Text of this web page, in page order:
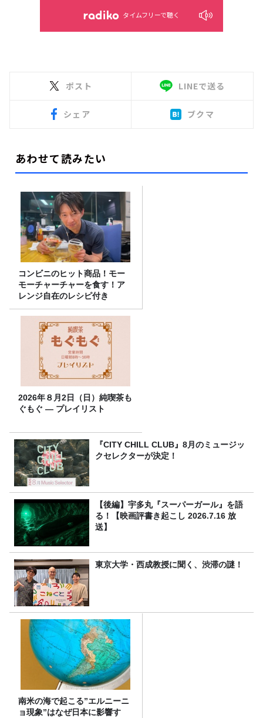
タイムフリーで聴く
ポスト LINEで送る
シェア ブクマ
あわせて読みたい
コンビニのヒット商品！モー
モーチャーチャーを食す！ア
レンジ自在のレシピ付き
2026年８月2日（日）純喫茶も
ぐもぐ ― プレイリスト
『CITY CHILL CLUB』8月のミュージッ
クセレクターが決定！
【後編】宇多丸『スーパーガール』を語
る！【映画評書き起こし 2026.7.16 放
送】
東京大学・西成教授に聞く、渋滞の謎！
南米の海で起こる”エルニーニ
ョ現象”はなぜ日本に影響す